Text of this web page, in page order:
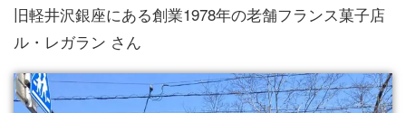
旧軽井沢銀座にある創業1978年の老舗フランス菓子店
ル・レガラン さん